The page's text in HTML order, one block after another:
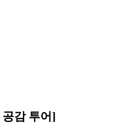
감 투어]